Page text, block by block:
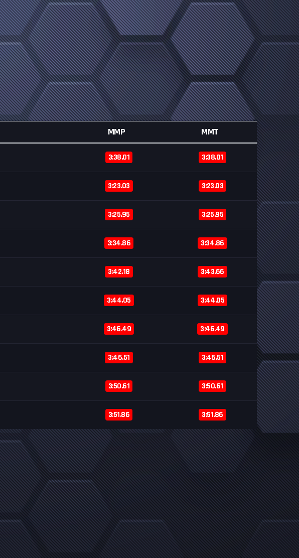
MMP MMT
3:38.01 3:38.01
3:23.03 3:23.03
3:25.95 3:25.95
3:34.86 3:34.86
3:42.18 3:43.66
3:44.05 3:44.05
3:46.49 3:46.49
3:46.51 3:46.51
3:50.61 3:50.61
3:51.86 3:51.86